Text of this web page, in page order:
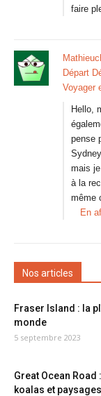
faire
Départ
Voyager
Hello,
pense
mais
à la
même
En
Nos articles
Fraser Island : la
monde
5 septembre 2023
Great Ocean
koalas et